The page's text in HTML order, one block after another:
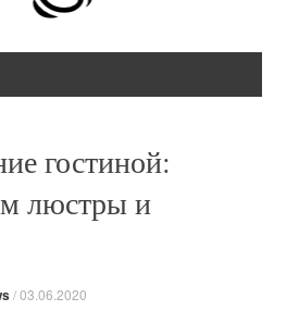
гостиной:
люстры и
/03.06.2020